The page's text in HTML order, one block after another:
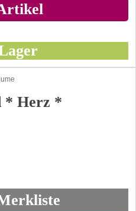
* Herz *